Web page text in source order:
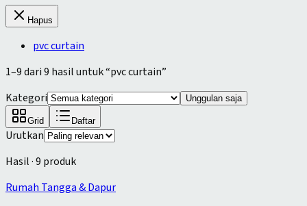
Hapus
pvc curtain
1–9dari9 hasil untuk “pvc curtain”
Kategori
Unggulan saja
Grid Daftar
Urutkan
Hasil ·9 produk
Rumah Tangga & Dapur